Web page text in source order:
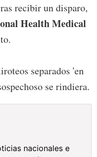
recibir un disparo,
Health Medical
separados 'en
se rindiera.
nacionales e